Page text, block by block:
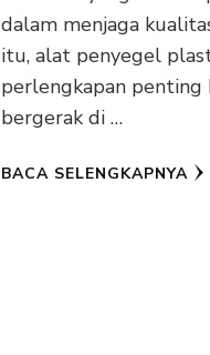
dalam menjaga
itu, alat penyegel
perlengkapan penting
bergerak di …
BACA SELENGKAPNYA